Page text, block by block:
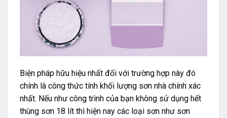
Biện pháp hữu hiệu nhất đối với trường hợp này đó
chính là công thức tính khối lượng sơn nhà chính xác
nhất. Nếu như công trình của bạn không sử dụng hết
thùng sơn 18 lít thì hiện nay các loại sơn như sơn